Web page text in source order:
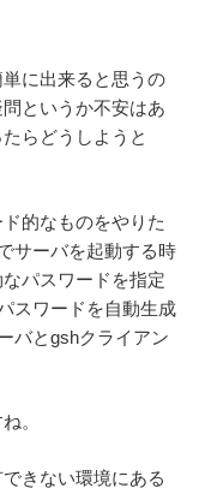
に出来ると思うの
というか不安はあ
らどうしようと
的なものをやりた
サーバを起動する時
パスワードを指定
スワードを自動生成
バとgshクライアン
。
きない環境にある